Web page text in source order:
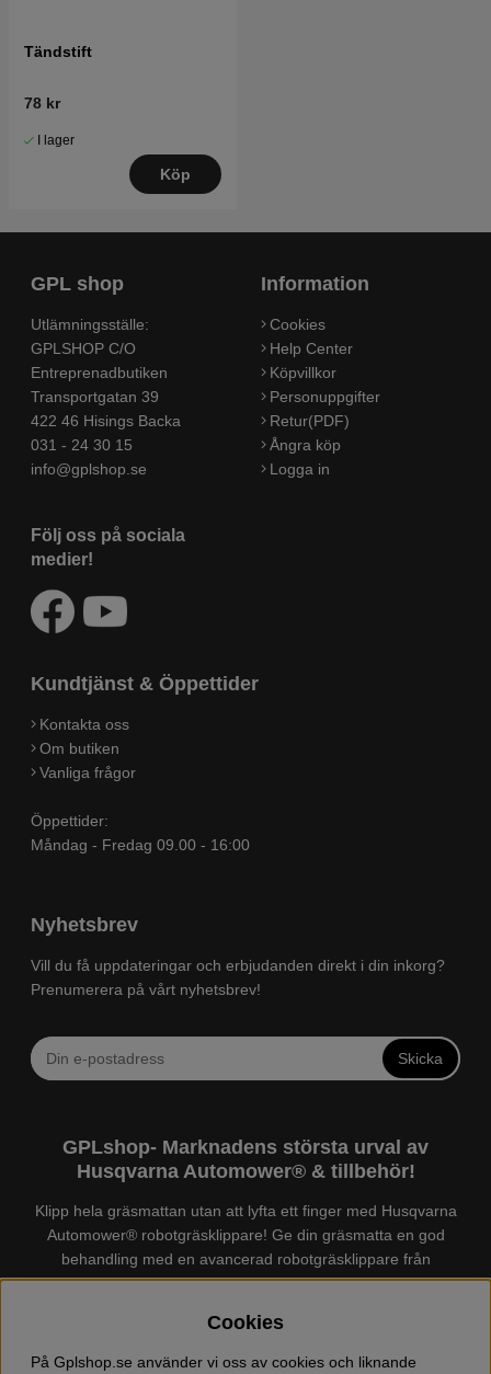
Tändstift
78 kr
I lager
Köp
GPL shop
Utlämningsställe:
GPLSHOP C/O
Entreprenadbutiken
Transportgatan 39
422 46 Hisings Backa
031 - 24 30 15
info@gplshop.se
Följ oss på sociala
medier!
Information
Cookies
Help Center
Köpvillkor
Personuppgifter
Retur(PDF)
Ångra köp
Logga in
Kundtjänst & Öppettider
Kontakta oss
Om butiken
Vanliga frågor
Öppettider:
Måndag - Fredag 09.00 - 16:00
Nyhetsbrev
Vill du få uppdateringar och erbjudanden direkt i din inkorg?
Prenumerera på vårt nyhetsbrev!
Skicka
GPLshop- Marknadens största urval av
Husqvarna Automower® & tillbehör!
Klipp hela gräsmattan utan att lyfta ett finger med Husqvarna
Automower® robotgräsklippare! Ge din gräsmatta en god
behandling med en avancerad robotgräsklippare från
Husqvarna. Det finns enHusqvarna Automower®för just din
marknadens största urval av tillbehör och reservdelar till
Husqvarna Automower® och GARDENA. Vi säljer även
Cookies
På Gplshop.se använder vi oss av cookies och liknande